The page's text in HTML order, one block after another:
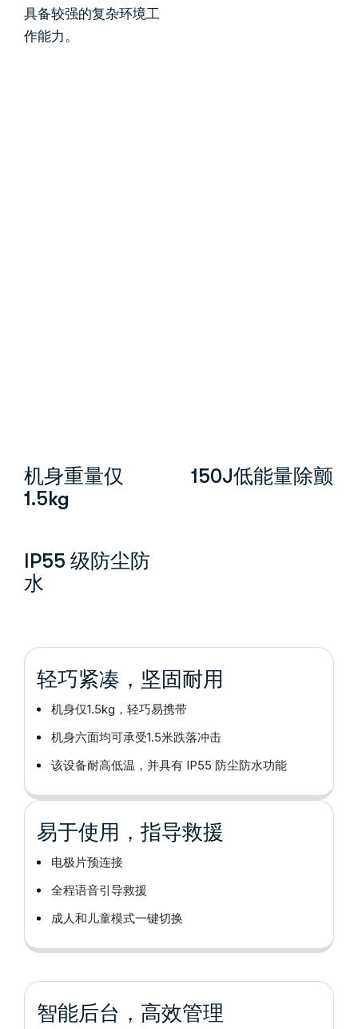
具备较强的复杂环境工
作能力。
机身重量仅
1.5kg
150J低能量除颤
IP55 级防尘防
水
轻巧紧凑，坚固耐用
机身仅1.5kg，轻巧易携带
机身六面均可承受1.5米跌落冲击
该设备耐高低温，并具有 IP55 防尘防水功能
易于使用，指导救援
电极片预连接
全程语音引导救援
成人和儿童模式一键切换
智能后台，高效管理